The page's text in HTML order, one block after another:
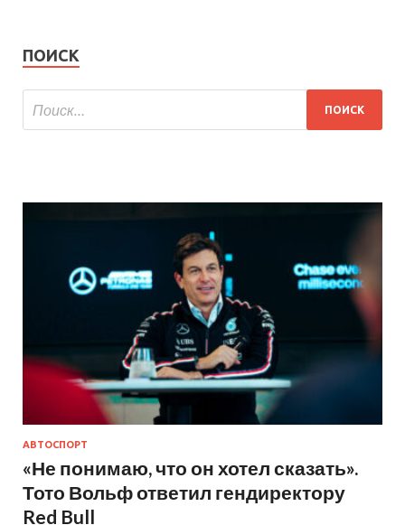
ПОИСК
АВТОСПОРТ
«Не понимаю, что он хотел сказать».
Тото Вольф ответил гендиректору
Red Bull